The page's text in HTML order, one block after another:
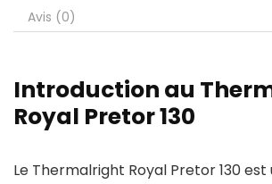
Avis (0)
Introduction au
Royal Pretor 130
Le Thermalright Royal Pretor 130